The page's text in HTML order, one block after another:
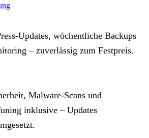
wöchentliche Backups
– zuverlässig zum Festpreis.
Malware‑Scans und
inklusive – Updates